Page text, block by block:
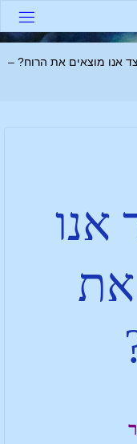
אנו מוצאים את הרוח? –
אנו
את